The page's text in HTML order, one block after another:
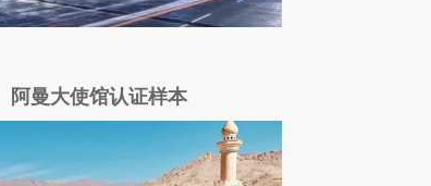
阿曼大使馆认证样本